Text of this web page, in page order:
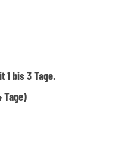
1 bis 3 Tage.
Tage)